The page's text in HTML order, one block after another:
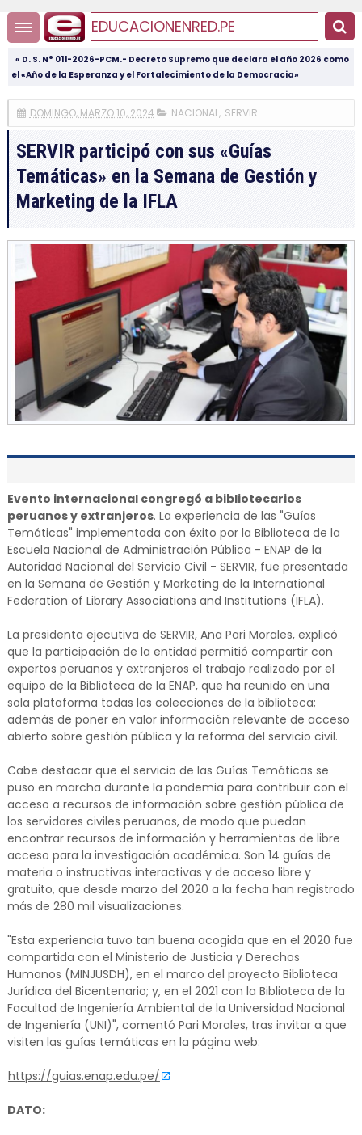
EDUCACIONENRED.PE
« D. S. N° 011-2026-PCM.- Decreto Supremo que declara el año 2026 como
el «Año de la Esperanza y el Fortalecimiento de la Democracia»
DOMINGO, MARZO 10, 2024 NACIONAL, SERVIR
SERVIR participó con sus «Guías
Temáticas» en la Semana de Gestión y
Marketing de la IFLA
Evento internacional congregó a bibliotecarios
peruanos y extranjeros. La experiencia de las "Guías
Temáticas" implementada con éxito por la Biblioteca de la
Escuela Nacional de Administración Pública - ENAP de la
Autoridad Nacional del Servicio Civil - SERVIR, fue presentada
en la Semana de Gestión y Marketing de la International
Federation of Library Associations and Institutions (IFLA).
La presidenta ejecutiva de SERVIR, Ana Pari Morales, explicó
que la participación de la entidad permitió compartir con
expertos peruanos y extranjeros el trabajo realizado por el
equipo de la Biblioteca de la ENAP, que ha reunido en una
sola plataforma todas las colecciones de la biblioteca;
además de poner en valor información relevante de acceso
abierto sobre gestión pública y la reforma del servicio civil.
Cabe destacar que el servicio de las Guías Temáticas se
puso en marcha durante la pandemia para contribuir con el
acceso a recursos de información sobre gestión pública de
los servidores civiles peruanos, de modo que puedan
encontrar recursos de información y herramientas de libre
acceso para la investigación académica. Son 14 guías de
materia o instructivas interactivas y de acceso libre y
gratuito, que desde marzo del 2020 a la fecha han registrado
más de 280 mil visualizaciones.
"Esta experiencia tuvo tan buena acogida que en el 2020 fue
compartida con el Ministerio de Justicia y Derechos
Humanos (MINJUSDH), en el marco del proyecto Biblioteca
Jurídica del Bicentenario; y, en el 2021 con la Biblioteca de la
Facultad de Ingeniería Ambiental de la Universidad Nacional
de Ingeniería (UNI)", comentó Pari Morales, tras invitar a que
visiten las guías temáticas en la página web:
https://guias.enap.edu.pe/
DATO: